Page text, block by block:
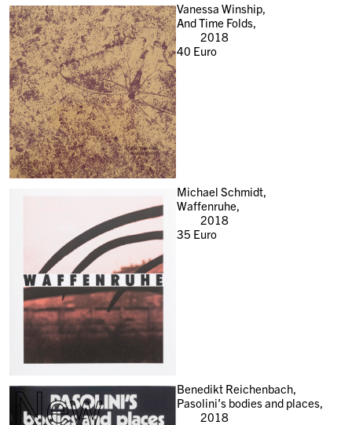
Vanessa Winship,
And Time Folds,
2018
40 Euro
Michael Schmidt,
Waffenruhe,
2018
35 Euro
New
Benedikt Reichenbach,
Pasolini’s bodies and places,
2018